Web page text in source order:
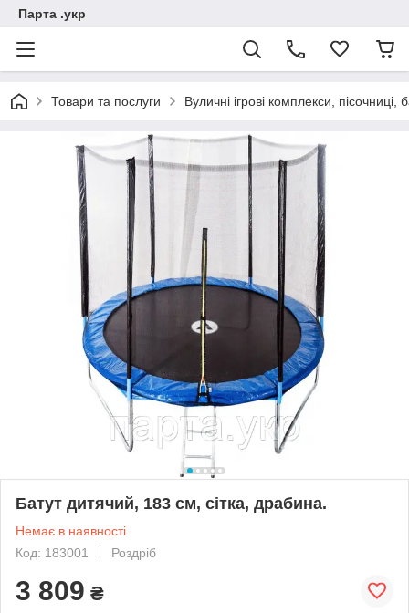
Парта .укр
Товари та послуги Вуличні ігрові комплекси, пісочниці,
Батут дитячий, 183 см, сітка, драбина.
Немає в наявності
Код: 183001
Роздріб
3 809 ₴